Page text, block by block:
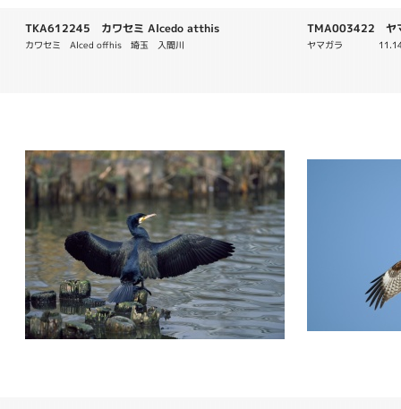
TKA612245 カワセミ Alcedo atthis
カワセミ　Alced offhis　埼玉　入間川
TMA003422 ヤ
ヤマガラ　　　　